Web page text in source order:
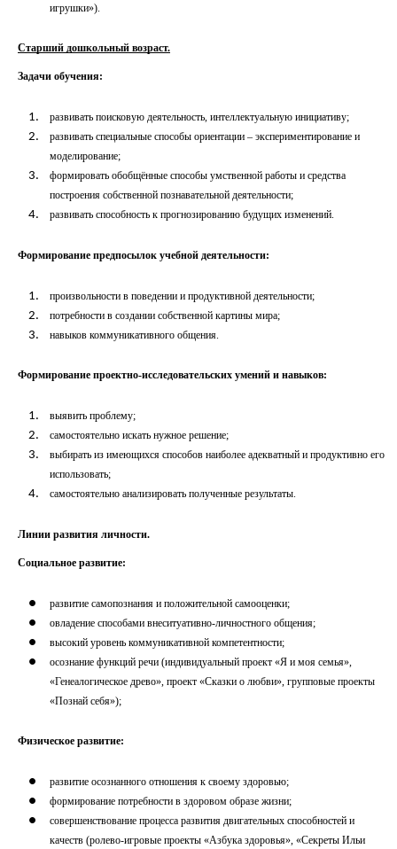
игрушки»).
Старший дошкольный возраст.
Задачи обучения:
развивать поисковую деятельность, интеллектуальную инициативу;
развивать специальные способы ориентации – экспериментирование и
моделирование;
формировать обобщённые способы умственной работы и средства
построения собственной познавательной деятельности;
развивать способность к прогнозированию будущих изменений.
Формирование предпосылок учебной деятельности:
произвольности в поведении и продуктивной деятельности;
потребности в создании собственной картины мира;
навыков коммуникативного общения.
Формирование проектно-исследовательских умений и навыков:
выявить проблему;
самостоятельно искать нужное решение;
выбирать из имеющихся способов наиболее адекватный и продуктивно его
использовать;
самостоятельно анализировать полученные результаты.
Линии развития личности.
Социальное развитие:
развитие самопознания и положительной самооценки;
овладение способами внеситуативно-личностного общения;
высокий уровень коммуникативной компетентности;
осознание функций речи (индивидуальный проект «Я и моя семья»,
«Генеалогическое древо», проект «Сказки о любви», групповые проекты
«Познай себя»);
Физическое развитие:
развитие осознанного отношения к своему здоровью;
формирование потребности в здоровом образе жизни;
совершенствование процесса развития двигательных способностей и
качеств (ролево-игровые проекты «Азбука здоровья», «Секреты Ильи